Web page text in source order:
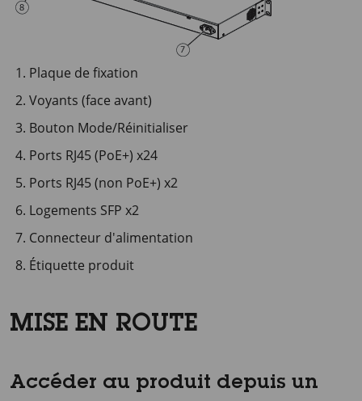
Plaque de fixation
Voyants (face avant)
Bouton Mode/Réinitialiser
Ports RJ45 (PoE+) x24
Ports RJ45 (non PoE+) x2
Logements SFP x2
Connecteur d'alimentation
Étiquette produit
MISE EN ROUTE
Accéder au produit depuis un